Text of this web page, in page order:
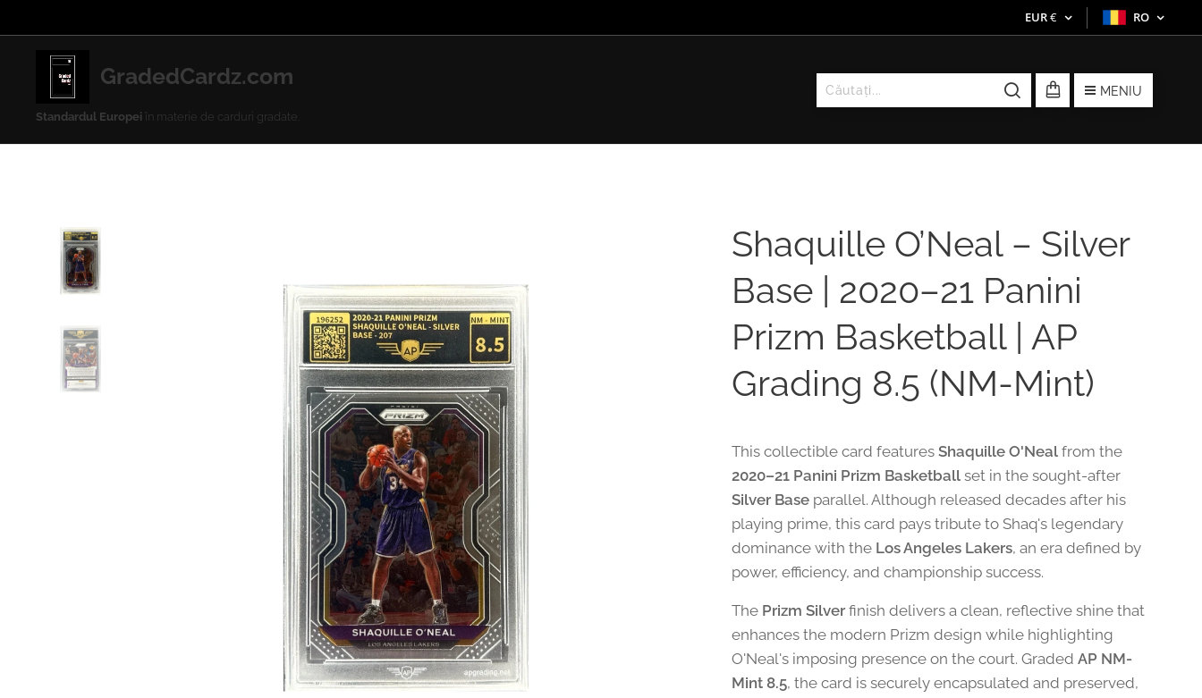
EUR€ RO
GradedCardz.com
Standardul Europei în materie de carduri gradate.
MENIU
Shaquille O’Neal – Silver
Base | 2020–21 Panini
Prizm Basketball | AP
Grading 8.5 (NM-Mint)
This collectible card featuresShaquille O'Neal from the
2020–21 Panini Prizm Basketball set in the sought-after
Silver Base parallel. Although released decades after his
playing prime, this card pays tribute to Shaq's legendary
dominance with the Los Angeles Lakers, an era defined by
power, efficiency, and championship success.
The Prizm Silver finish delivers a clean, reflective shine that
enhances the modern Prizm design while highlighting
O'Neal's imposing presence on the court. GradedAP NM-
Mint 8.5, the card is securely encapsulated and preserved,